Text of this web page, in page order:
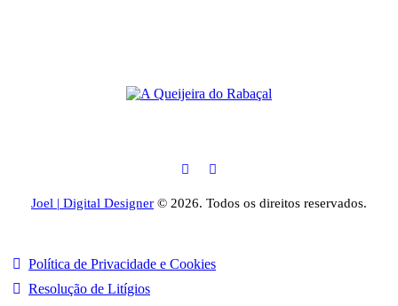
Joel | Digital Designer © 2026. Todos os direitos reservados.
Política de Privacidade e Cookies
Resolução de Litígios